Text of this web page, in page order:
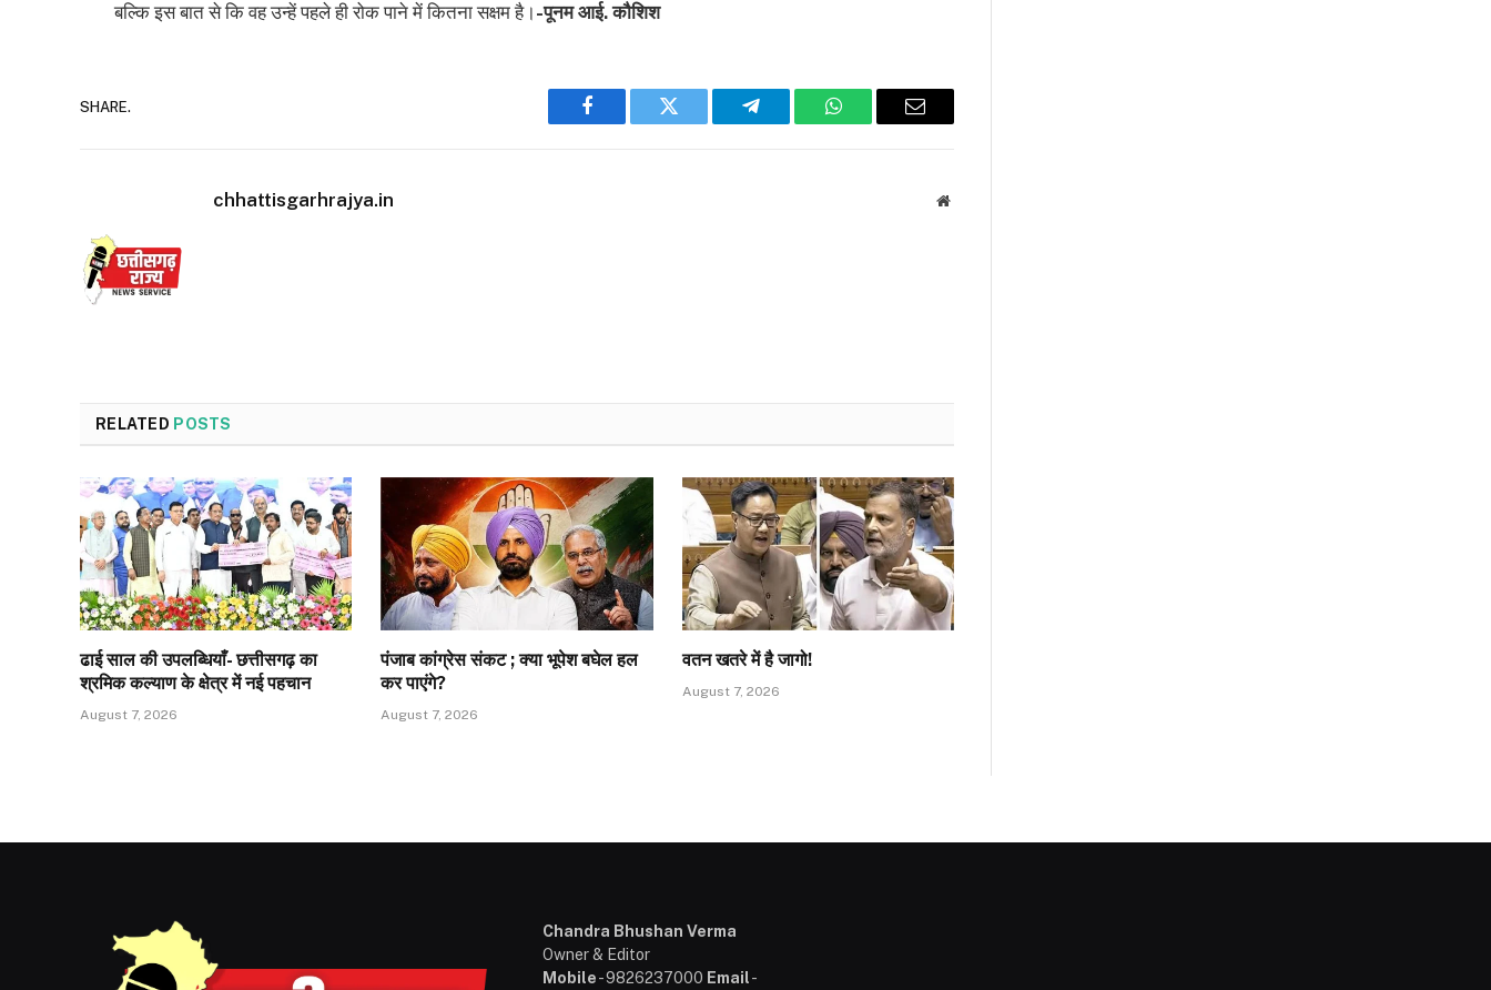
बल्कि इस बात से कि वह उन्हें पहले ही रोक पाने में कितना सक्षम है। -पूनम आई. कौशिश
SHARE.
Facebook Twitter Telegram WhatsAppEmail
chhattisgarhrajya.in Website
RELATED POSTS
ढाई साल की उपलब्धियाँ- छत्तीसगढ़ का
श्रमिक कल्याण के क्षेत्र में नई पहचान
August 7, 2026
पंजाब कांग्रेस संकट ; क्या भूपेश बघेल हल
कर पाएंगे?
August 7, 2026
वतन खतरे में है जागो!
August 7, 2026
Chandra Bhushan Verma
Owner & Editor
Mobile- 9826237000 Email-